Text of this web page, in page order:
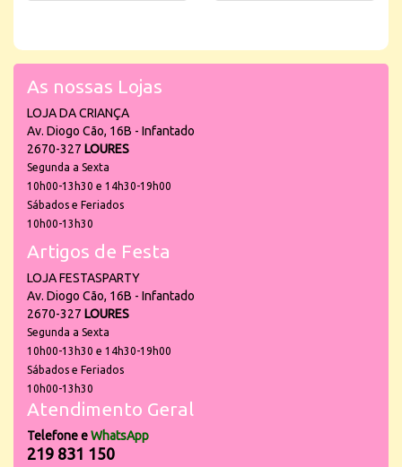
As nossas Lojas
LOJA DA CRIANÇA
Av. Diogo Cão, 16B - Infantado
2670-327 LOURES
Segunda a Sexta
10h00-13h30 e 14h30-19h00
Sábados e Feriados
10h00-13h30
Artigos de Festa
LOJA FESTASPARTY
Av. Diogo Cão, 16B - Infantado
2670-327 LOURES
Segunda a Sexta
10h00-13h30 e 14h30-19h00
Sábados e Feriados
10h00-13h30
Atendimento Geral
Telefone eWhatsApp
219 831 150